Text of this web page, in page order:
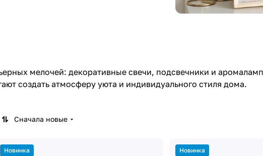
мелочей: декоративные свечи, подсвечники и
создать атмосферу уюта и индивидуального стиля дома.
Сначала новые
Новинка Новинка